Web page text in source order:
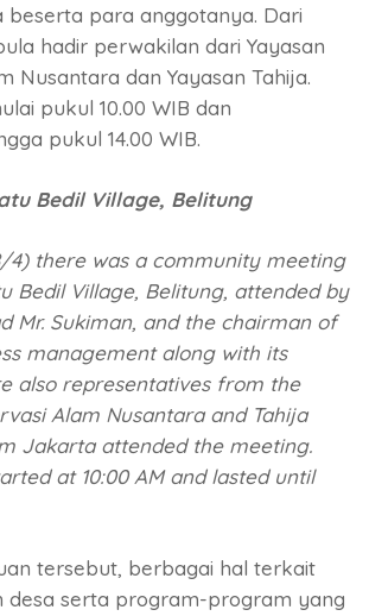
beserta para anggotanya. Dari
hadir perwakilan dari Yayasan
Nusantara dan Yayasan Tahija.
pukul 10.00 WIB dan
pukul 14.00 WIB.
Bedil Village, Belitung
4) there was a community meeting
Bedil Village, Belitung, attended by
Mr. Sukiman, and the chairman of
management along with its
also representatives from the
Alam Nusantara and Tahija
Jakarta attended the meeting.
at 10:00 AM and lasted until
tersebut, berbagai hal terkait
desa serta program-program yang